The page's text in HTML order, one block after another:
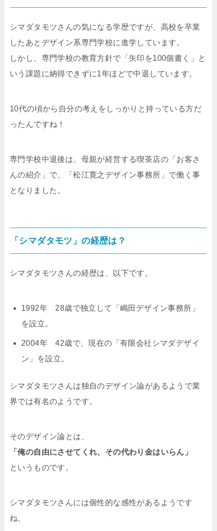
シマダタモツさんの気になる学歴ですが、高校を卒業
したあとデザイン系専門学校に進学しています。
しかし、専門学校の教育方針で「矢印を100個書く」と
いう課題に納得できずに1年ほどで中退しています。
10代の頃から自分の考えをしっかりと持っている方だ
ったんですね！
専門学校中退後は、母親が経営する喫茶店の「お客さ
んの紹介」で、「松江寛之デザイン事務所」で働く事
となりました。
「シマダタモツ」の経歴は？
シマダタモツさんの経歴は、以下です。
1992年 28歳で独立して「嶋田デザイン事務所」
を設立。
2004年 42歳で、現在の「有限会社シマダデザイ
ン」を設立。
シマダタモツさんは独自のデザイン論があるようで業
界では有名のようです。
そのデザイン論とは、
「俺の自由にさせてくれ、その代わり金はいらん」
というものです。
シマダタモツさんには個性的な感性があるようです
ね。